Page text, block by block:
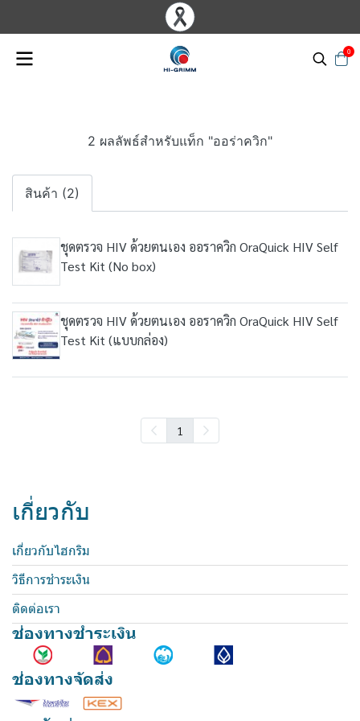
0
2 ผลลัพธ์สำหรับแท็ก "ออร่าควิก"
สินค้า (2)
ชุดตรวจ HIV ด้วยตนเอง ออราควิก OraQuick HIV Self
Test Kit (No box)
ชุดตรวจ HIV ด้วยตนเอง ออราควิก OraQuick HIV Self
Test Kit (แบบกล่อง)
1
เกี่ยวกับ
เกี่ยวกับไฮกริม
วิธีการชำระเงิน
ติดต่อเรา
ช่องทางชำระเงิน
ช่องทางจัดส่ง